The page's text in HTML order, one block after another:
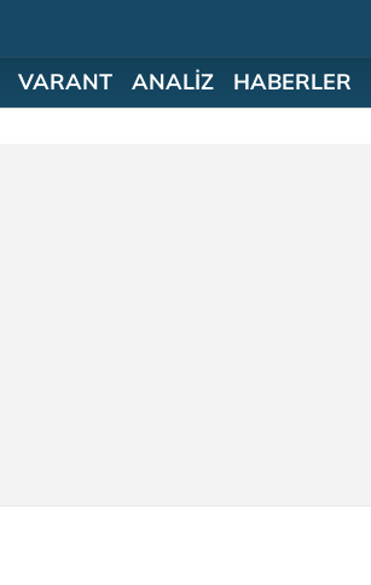
VARANT ANALİZ HABERLER